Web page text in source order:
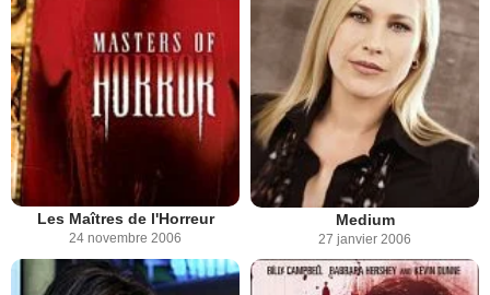
Les Maîtres de l'Horreur
24 novembre 2006
Medium
27 janvier 2006